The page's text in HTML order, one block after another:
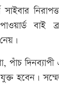
বাই
পাঁচ
হবেন।